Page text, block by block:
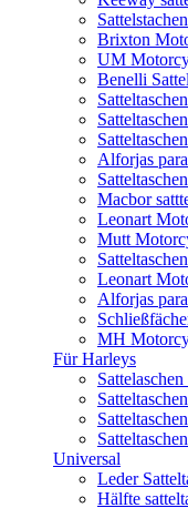
Brixton
UM
Benelli
Alforjas
Macbor
Leonart
Mutt
Leonart
Alforjas
MH
Für Harleys
Universal
Leder
Hälfte